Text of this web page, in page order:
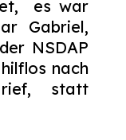
es war
Gabriel,
NSDAP
nach
rief, statt